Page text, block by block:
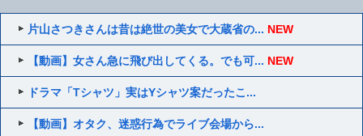
片山さつきさんは昔は絶世の美女で大蔵省の... NEW
【動画】女さん急に飛び出してくる。でも可... NEW
ドラマ「Tシャツ」実はYシャツ案だったこ...
【動画】オタク、迷惑行為でライブ会場から...